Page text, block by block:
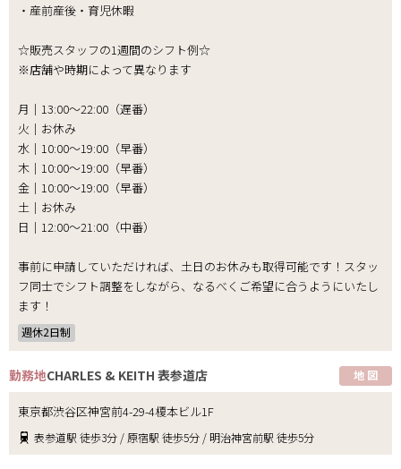
・産前産後・育児休暇
☆販売スタッフの1週間のシフト例☆
※店舗や時期によって異なります
月｜13:00～22:00（遅番）
火｜お休み
水｜10:00～19:00（早番）
木｜10:00～19:00（早番）
金｜10:00～19:00（早番）
土｜お休み
日｜12:00～21:00（中番）
事前に申請していただければ、土日のお休みも取得可能です！スタッ
フ同士でシフト調整をしながら、なるべくご希望に合うようにいたし
ます！
週休2日制
勤務地CHARLES & KEITH 表参道店 地 図
東京都渋谷区神宮前4-29-4榎本ビル1F
表参道駅 徒歩3分 / 原宿駅 徒歩5分 / 明治神宮前駅 徒歩5分